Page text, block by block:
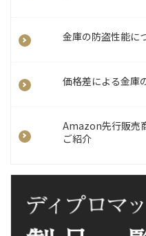
金庫の防盗性能に
価格差による金庫
Amazon先行販売
ご紹介